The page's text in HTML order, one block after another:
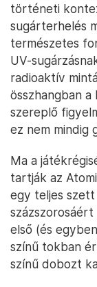
történeti
sugárterhelés
természetes
UV-
radioaktív
összhangban
szereplő
ez nem mindig
Ma a
tartják az
egy teljes
első (és
színű tokban
színű dobozt